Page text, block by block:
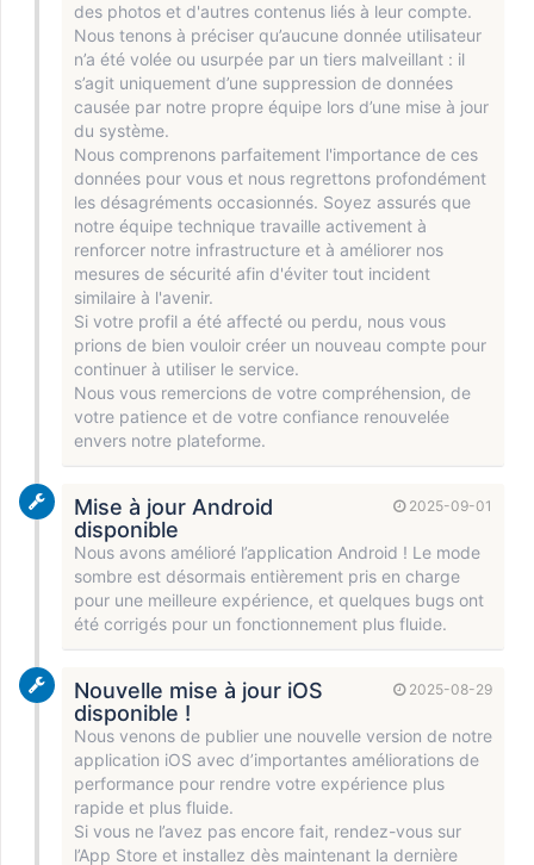
des photos et d'autres contenus liés à leur compte.
Nous tenons à préciser qu’aucune donnée utilisateur
n’a été volée ou usurpée par un tiers malveillant : il
s’agit uniquement d’une suppression de données
causée par notre propre équipe lors d’une mise à jour
du système.
Nous comprenons parfaitement l'importance de ces
données pour vous et nous regrettons profondément
les désagréments occasionnés. Soyez assurés que
notre équipe technique travaille activement à
renforcer notre infrastructure et à améliorer nos
mesures de sécurité afin d'éviter tout incident
similaire à l'avenir.
Si votre profil a été affecté ou perdu, nous vous
prions de bien vouloir créer un nouveau compte pour
continuer à utiliser le service.
Nous vous remercions de votre compréhension, de
votre patience et de votre confiance renouvelée
envers notre plateforme.
2025-09-01
Mise à jour Android
disponible
Nous avons amélioré l’application Android ! Le mode
sombre est désormais entièrement pris en charge
pour une meilleure expérience, et quelques bugs ont
été corrigés pour un fonctionnement plus fluide.
2025-08-29
Nouvelle mise à jour iOS
disponible !
Nous venons de publier une nouvelle version de notre
application iOS avec d’importantes améliorations de
performance pour rendre votre expérience plus
rapide et plus fluide.
Si vous ne l’avez pas encore fait, rendez-vous sur
l’App Store et installez dès maintenant la dernière